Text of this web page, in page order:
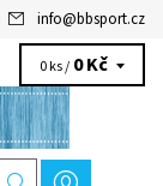
info@bbsport.cz
0 ks / 0 Kč